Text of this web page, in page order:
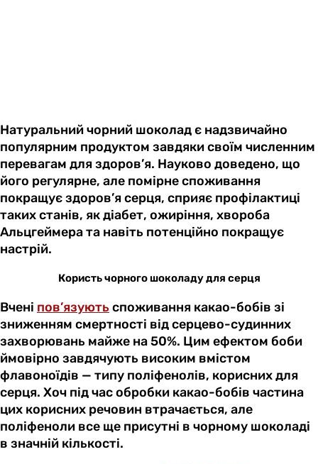
Натуральний чорний шоколад є надзвичайно
популярним продуктом завдяки своїм численним
перевагам для здоров’я. Науково доведено, що
його регулярне, але помірне споживання
покращує здоров’я серця, сприяє профілактиці
таких станів, як діабет, ожиріння, хвороба
Альцгеймера та навіть потенційно покращує
настрій.
Користь чорного шоколаду для серця
Вчені пов’язують споживання какао-бобів зі
зниженням смертності від серцево-судинних
захворювань майже на 50%. Цим ефектом боби
ймовірно завдячують високим вмістом
флавоноїдів — типу поліфенолів, корисних для
серця. Хоч під час обробки какао-бобів частина
цих корисних речовин втрачається, але
поліфеноли все ще присутні в чорному шоколаді
в значній кількості.